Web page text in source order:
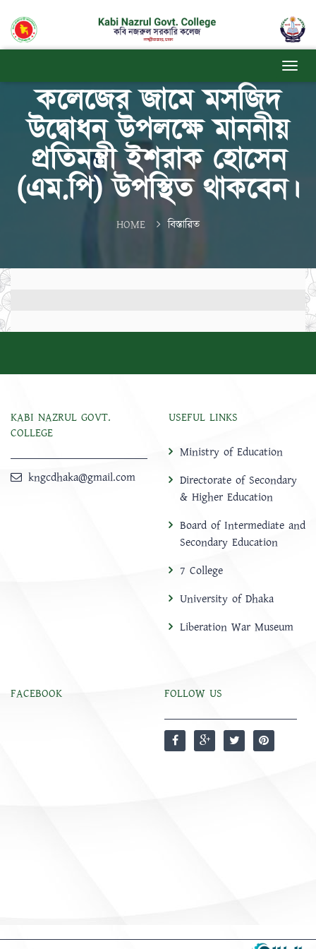
কলেজের জামে মসজিদ
উদ্বোধন উপলক্ষে মাননীয়
প্রতিমন্ত্রী ইশরাক হোসেন
(এম.পি) উপস্থিত থাকবেন।
HOME বিস্তারিত
KABI NAZRUL GOVT.
COLLEGE
kngcdhaka@gmail.com
USEFUL LINKS
Ministry of Education
Directorate of Secondary
& Higher Education
Board of Intermediate and
Secondary Education
7 College
University of Dhaka
Liberation War Museum
FACEBOOK FOLLOW US